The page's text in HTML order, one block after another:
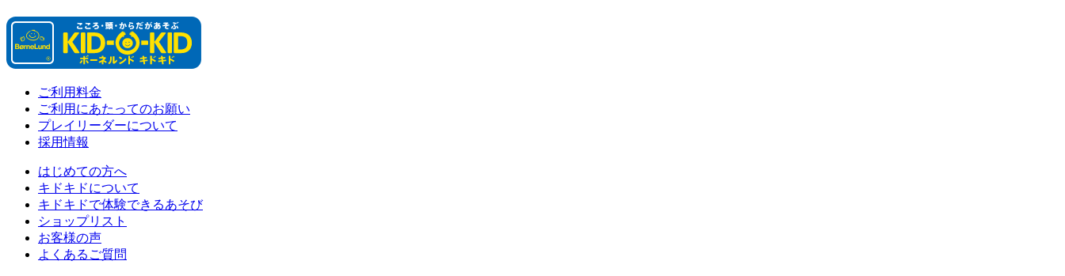
ご利用料金
ご利用にあたってのお願い
プレイリーダーについて
採用情報
はじめての方へ
キドキドについて
キドキドで体験できるあそび
ショップリスト
お客様の声
よくあるご質問